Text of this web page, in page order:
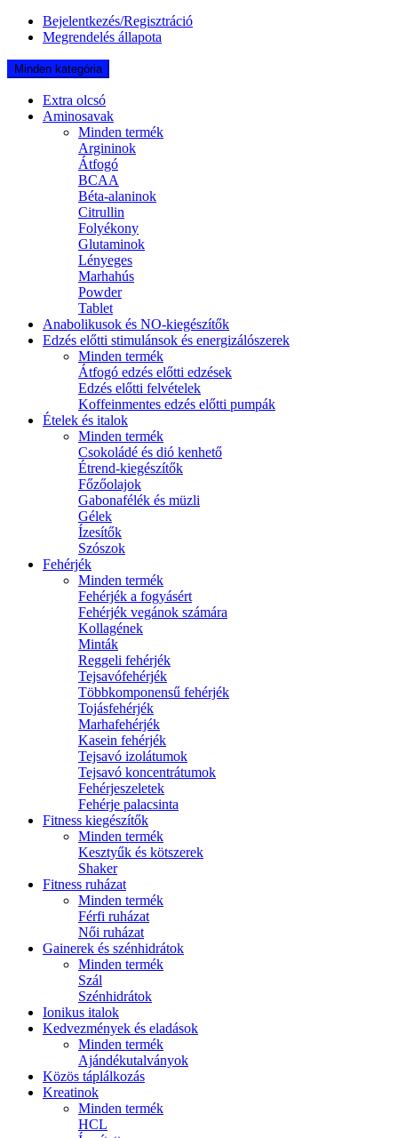
Bejelentkezés/Regisztráció
Megrendelés állapota
Minden kategória
Extra olcsó
Aminosavak
Minden termék
Argininok
Átfogó
BCAA
Béta-alaninok
Citrullin
Folyékony
Glutaminok
Lényeges
Marhahús
Powder
Tablet
Anabolikusok és NO-kiegészítők
Edzés előtti stimulánsok és energizálószerek
Minden termék
Átfogó edzés előtti edzések
Edzés előtti felvételek
Koffeinmentes edzés előtti pumpák
Ételek és italok
Minden termék
Csokoládé és dió kenhető
Étrend-kiegészítők
Főzőolajok
Gabonafélék és müzli
Gélek
Ízesítők
Szószok
Fehérjék
Minden termék
Fehérjék a fogyásért
Fehérjék vegánok számára
Kollagének
Minták
Reggeli fehérjék
Tejsavófehérjék
Többkomponensű fehérjék
Tojásfehérjék
Marhafehérjék
Kasein fehérjék
Tejsavó izolátumok
Tejsavó koncentrátumok
Fehérjeszeletek
Fehérje palacsinta
Fitness kiegészítők
Minden termék
Kesztyűk és kötszerek
Shaker
Fitness ruházat
Minden termék
Férfi ruházat
Női ruházat
Gainerek és szénhidrátok
Minden termék
Szál
Szénhidrátok
Ionikus italok
Kedvezmények és eladások
Minden termék
Ajándékutalványok
Közös táplálkozás
Kreatinok
Minden termék
HCL